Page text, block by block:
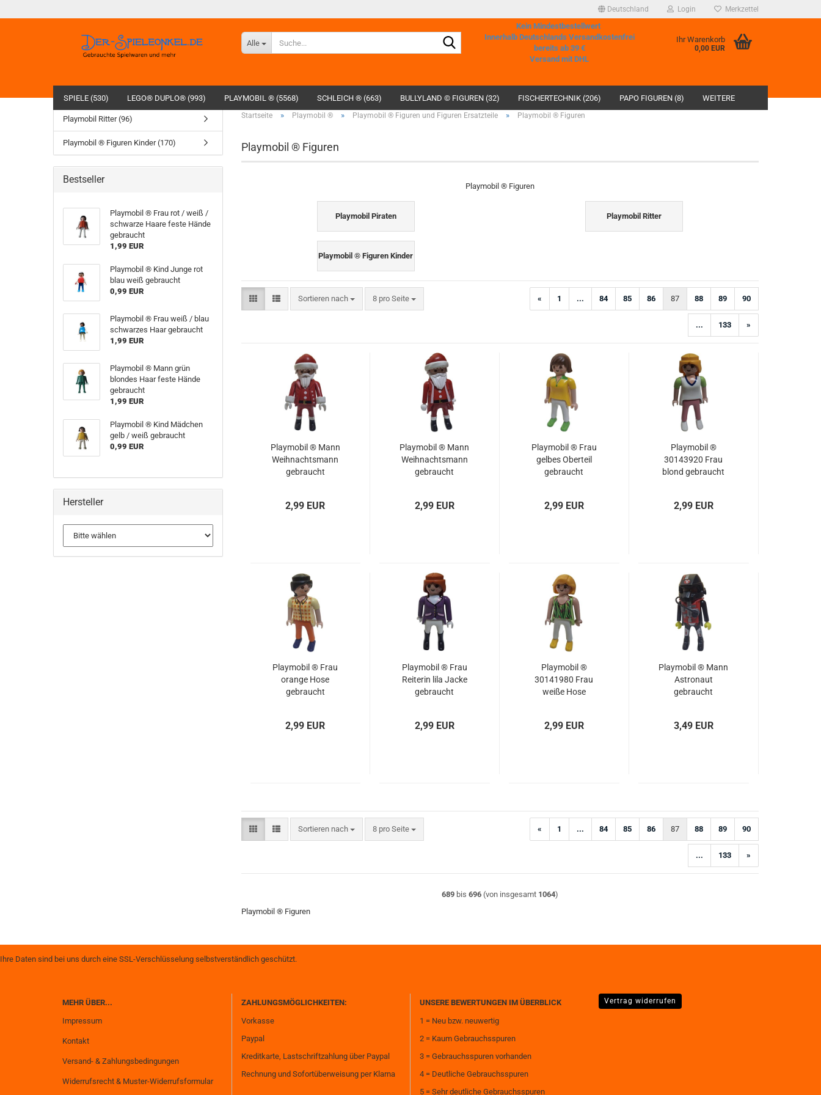
Deutschland Login Merkzettel
Alle
Suche...
Kein Mindestbestellwert
Innerhalb Deutschlands Versandkostenfrei
bereits ab 39 €
Versand mit DHL
Ihr Warenkorb
0,00 EUR
SPIELE (530) LEGO® DUPLO® (993) PLAYMOBIL ® (5568) SCHLEICH ® (663) BULLYLAND © FIGUREN (32) FISCHERTECHNIK (206) PAPO FIGUREN (8) WEITERE
Startseite » Playmobil ® » Playmobil ® Figuren und Figuren Ersatzteile » Playmobil ® Figuren
Playmobil ® Figuren
Playmobil ® Figuren
Playmobil Piraten Playmobil Ritter
Playmobil ® Figuren Kinder
Sortieren nach
Sortieren nach 8 pro Seite
pro Seite « 1 ... 84 85 86 87 88 89 90
... 133 »
Playmobil ® Mann
Weihnachtsmann
gebraucht
2,99 EUR
Playmobil ® Mann
Weihnachtsmann
gebraucht
2,99 EUR
Playmobil ® Frau
gelbes Oberteil
gebraucht
2,99 EUR
Playmobil ®
30143920 Frau
blond gebraucht
2,99 EUR
Playmobil ® Frau
orange Hose
gebraucht
2,99 EUR
Playmobil ® Frau
Reiterin lila Jacke
gebraucht
2,99 EUR
Playmobil ®
30141980 Frau
weiße Hose
2,99 EUR
Playmobil ® Mann
Astronaut
gebraucht
3,49 EUR
Sortieren nach
Sortieren nach 8 pro Seite
pro Seite « 1 ... 84 85 86 87 88 89 90
... 133 »
689bis 696(von insgesamt 1064)
Playmobil ® Figuren
Playmobil Ritter (96)
Playmobil ® Figuren Kinder (170)
Bestseller
Playmobil ® Frau rot / weiß /
schwarze Haare feste Hände
gebraucht
1,99 EUR
Playmobil ® Kind Junge rot
blau weiß gebraucht
0,99 EUR
Playmobil ® Frau weiß / blau
schwarzes Haar gebraucht
1,99 EUR
Playmobil ® Mann grün
blondes Haar feste Hände
gebraucht
1,99 EUR
Playmobil ® Kind Mädchen
gelb / weiß gebraucht
0,99 EUR
Hersteller
Ihre Daten sind bei uns durch eine SSL-Verschlüsselung selbstverständlich geschützt.
MEHR ÜBER...
Impressum
Kontakt
Versand- & Zahlungsbedingungen
Widerrufsrecht & Muster-Widerrufsformular
ZAHLUNGSMÖGLICHKEITEN:
Vorkasse
Paypal
Kreditkarte, Lastschriftzahlung über Paypal
Rechnung und Sofortüberweisung per Klarna
UNSERE BEWERTUNGEN IM ÜBERBLICK
1 = Neu bzw. neuwertig
2 = Kaum Gebrauchsspuren
3 = Gebrauchsspuren vorhanden
4 = Deutliche Gebrauchsspuren
5 = Sehr deutliche Gebrauchsspuren
Vertrag widerrufen